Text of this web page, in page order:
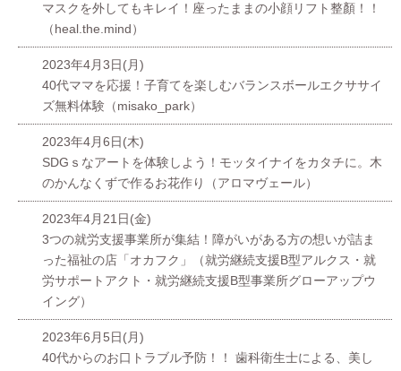
マスクを外してもキレイ！座ったままの小顔リフト整顏！！
（heal.the.mind）
2023年4月3日(月)
40代ママを応援！子育てを楽しむバランスボールエクササイ
ズ無料体験（misako_park）
2023年4月6日(木)
SDGｓなアートを体験しよう！モッタイナイをカタチに。木
のかんなくずで作るお花作り（アロマヴェール）
2023年4月21日(金)
3つの就労支援事業所が集結！障がいがある方の想いが詰ま
った福祉の店「オカフク」（就労継続支援B型アルクス・就
労サポートアクト・就労継続支援B型事業所グローアップウ
イング）
2023年6月5日(月)
40代からのお口トラブル予防！！ 歯科衛生士による、美し